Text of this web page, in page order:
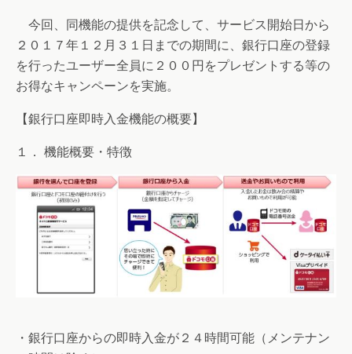
今回、同機能の提供を記念して、サービス開始日から
２０１７年１２月３１日までの期間に、銀行口座の登録
を行ったユーザー全員に２００円をプレゼントする等の
お得なキャンペーンを実施。
【銀行口座即時入金機能の概要】
１． 機能概要・特徴
・銀行口座からの即時入金が２４時間可能（メンテナン